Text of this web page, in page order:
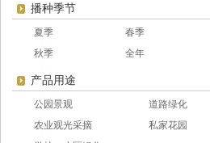
播种季节
夏季
春季
秋季
全年
产品用途
公园景观
道路绿化
农业观光采摘
私家花园